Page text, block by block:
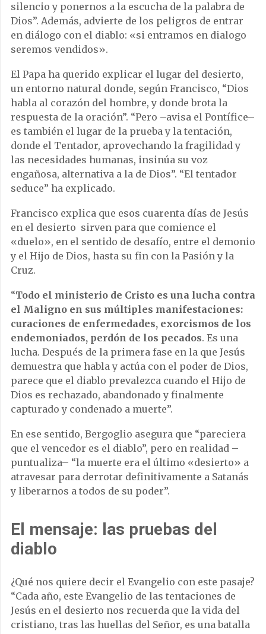
silencio y ponernos a la escucha de la palabra de
Dios”. Además, advierte de los peligros de entrar
en diálogo con el diablo: «si entramos en dialogo
seremos vendidos».
El Papa ha querido explicar el lugar del desierto,
un entorno natural donde, según Francisco, “Dios
habla al corazón del hombre, y donde brota la
respuesta de la oración”. “Pero –avisa el Pontífice–
es también el lugar de la prueba y la tentación,
donde el Tentador, aprovechando la fragilidad y
las necesidades humanas, insinúa su voz
engañosa, alternativa a la de Dios”. “El tentador
seduce” ha explicado.
Francisco explica que esos cuarenta días de Jesús
en el desierto sirven para que comience el
«duelo», en el sentido de desafío, entre el demonio
y el Hijo de Dios, hasta su fin con la Pasión y la
Cruz.
“Todo el ministerio de Cristo es una lucha contra
el Maligno en sus múltiples manifestaciones:
curaciones de enfermedades, exorcismos de los
endemoniados, perdón de los pecados. Es una
lucha. Después de la primera fase en la que Jesús
demuestra que habla y actúa con el poder de Dios,
parece que el diablo prevalezca cuando el Hijo de
Dios es rechazado, abandonado y finalmente
capturado y condenado a muerte”.
En ese sentido, Bergoglio asegura que “pareciera
que el vencedor es el diablo”, pero en realidad –
puntualiza– “la muerte era el último «desierto» a
atravesar para derrotar definitivamente a Satanás
y liberarnos a todos de su poder”.
El mensaje: las pruebas del
diablo
¿Qué nos quiere decir el Evangelio con este pasaje?
“Cada año, este Evangelio de las tentaciones de
Jesús en el desierto nos recuerda que la vida del
cristiano, tras las huellas del Señor, es una batalla